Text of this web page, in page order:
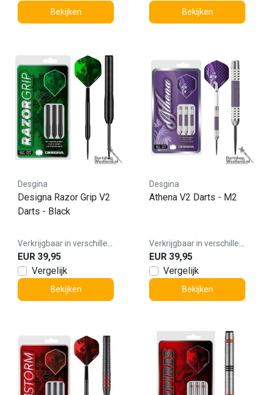
Bekijken Bekijken
Desgina
Designa Razor Grip V2
Darts - Black
EUR 39,95
Vergelijk
Bekijken
Desgina
Athena V2 Darts - M2
EUR 39,95
Vergelijk
Bekijken